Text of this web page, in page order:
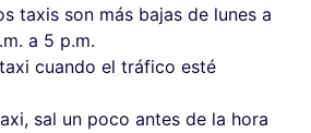
taxis son más bajas de lunes a
a 5 p.m.
cuando el tráfico esté
sal un poco antes de la hora